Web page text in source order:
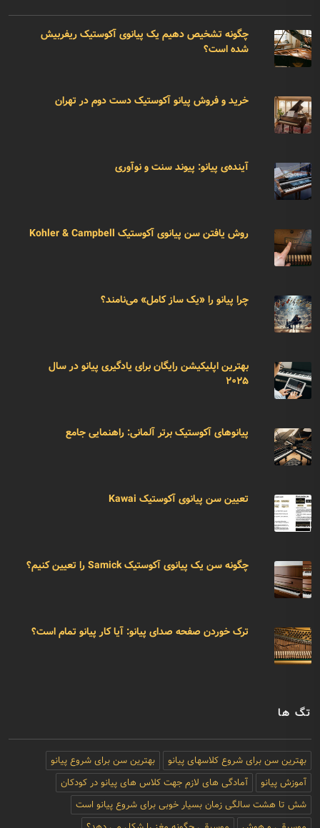
چگونه تشخیص دهیم یک پیانوی آکوستیک ریفربیش
شده است؟
خرید و فروش پیانو آکوستیک دست دوم در تهران
آینده‌ی پیانو: پیوند سنت و نوآوری
روش یافتن سن پیانوی آکوستیک Kohler & Campbell
چرا پیانو را «یک ساز کامل» می‌نامند؟
بهترین اپلیکیشن رایگان برای یادگیری پیانو در سال
۲۰۲۵
پیانوهای آکوستیک برتر آلمانی: راهنمایی جامع
تعیین سن پیانوی آکوستیک Kawai
چگونه سن یک پیانوی آکوستیک Samick را تعیین کنیم؟
ترک خوردن صفحه صدای پیانو: آیا کار پیانو تمام است؟
تگ ها
بهترین سن برای شروع کلاسهای پیانو
بهترین سن برای شروع پیانو
آموزش پیانو
آمادگی های لازم جهت کلاس های پیانو در کودکان
شش تا هشت سالگی زمان بسیار خوبی برای شروع پیانو است